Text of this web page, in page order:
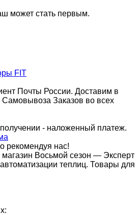
может стать первым.
FIT
Почты России. Доставим в
Самовывоза Заказов во всех
- наложенный платеж.
рекомендуя нас!
Восьмой сезон — Эксперт
теплиц. Товары для